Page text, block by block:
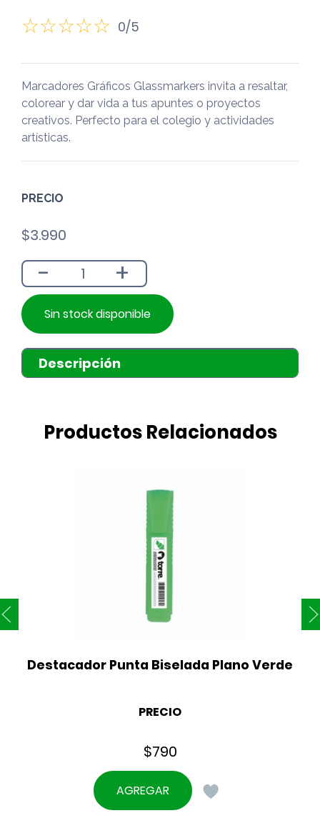
0/5
Marcadores Gráficos Glassmarkers invita a resaltar,
colorear y dar vida a tus apuntes o proyectos
creativos. Perfecto para el colegio y actividades
artísticas.
PRECIO
$3.990
- +
Sin stock disponible
Descripción
Productos Relacionados
Destacador Punta Biselada Plano Verde
PRECIO
$790
AGREGAR